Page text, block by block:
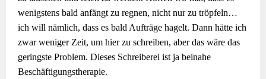
wenigstens bald anfängt zu regnen, nicht nur zu tröpfeln…
ich will nämlich, dass es bald Aufträge hagelt. Dann hätte ich
zwar weniger Zeit, um hier zu schreiben, aber das wäre das
geringste Problem. Dieses Schreiberei ist ja beinahe
Beschäftigungstherapie.